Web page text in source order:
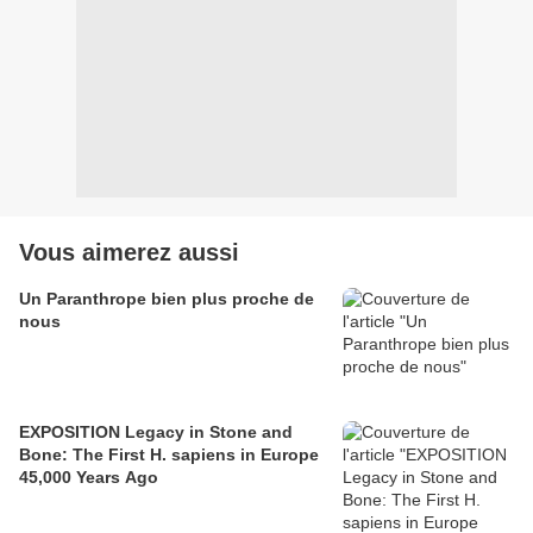
Vous aimerez aussi
Un Paranthrope bien plus proche de
nous
EXPOSITION Legacy in Stone and
Bone: The First H. sapiens in Europe
45,000 Years Ago